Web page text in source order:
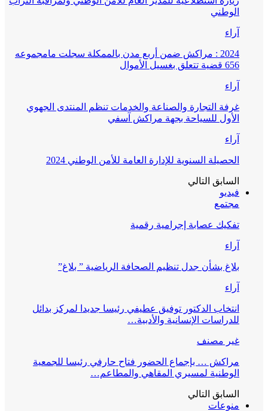
الوطني
آراء
2024 : مراكش ضمن أربع مدن بالممكلة سجلت مامجموعه
656 قضية تتعلق بغسيل الأموال
آراء
غرفة التجارة والصناعة والخدمات تنظم المنتدى الجهوي
الأول للسياحة بجهة مراكش آسفي
آراء
الحصيلة السنوية للإدارة العامة للأمن الوطني 2024
السابق التالي
فيديو
مجتمع
تفكيك عصابة إجرامية رقمية
آراء
بلاغ بشأن جدل تنظيم الصحافة الرياضية ” بلاغ”
آراء
انتخاب الدكتور توفيق عطيفي رئيسا جديدا لمركز بدائل
للدراسات الإنسانية والأدبية…
غير مصنف
مراكش … بإجماع الحضور فتاح حارفي رئيسا للجمعية
الوطنية لمسيري المقاهي والمطاعم…
السابق التالي
منوعات